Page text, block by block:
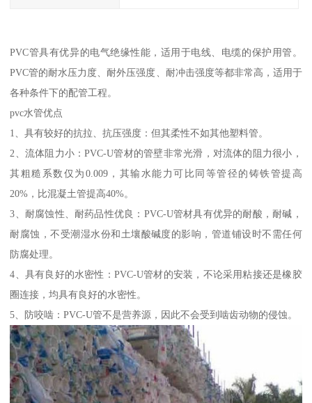
PVC管具有优异的电气绝缘性能，适用于电线、电缆的保护用管。
PVC管的耐水压力度、耐外压强度、耐冲击强度等都非常高，适用于
各种条件下的配管工程。
pvc水管优点
1、具有较好的抗拉、抗压强度：但其柔性不如其他塑料管。
2、流体阻力小：PVC-U管材的管壁非常光滑，对流体的阻力很小，
其粗糙系数仅为0.009，其输水能力可比同等管径的铸铁管提高
20%，比混凝土管提高40%。
3、耐腐蚀性、耐药品性优良：PVC-U管材具有优异的耐酸，耐碱，
耐腐蚀，不受潮湿水份和土壤酸碱度的影响，管道铺设时不需任何
防腐处理。
4、具有良好的水密性：PVC-U管材的安装，不论采用粘接还是橡胶
圈连接，均具有良好的水密性。
5、防咬啮：PVC-U管不是营养源，因此不会受到啮齿动物的侵蚀。